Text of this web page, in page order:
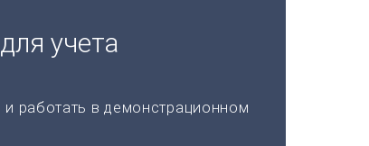
учета
работать в демонстрационном